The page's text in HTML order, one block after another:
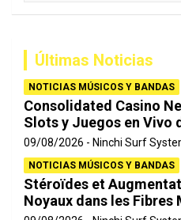
Últimas Noticias
NOTICIAS MÚSICOS Y BANDAS
Consolidated Casino
Slots y Juegos en Vivo
09/08/2026 Ninchi Surf
NOTICIAS MÚSICOS Y BANDAS
Stéroïdes et
Noyaux dans les Fibres